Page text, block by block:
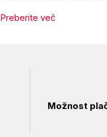
Preberite več
Možnost